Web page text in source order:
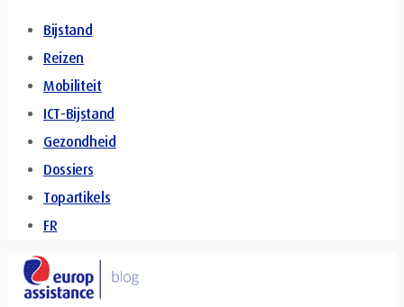
Bijstand
Reizen
Mobiliteit
ICT-Bijstand
Gezondheid
Dossiers
Topartikels
FR